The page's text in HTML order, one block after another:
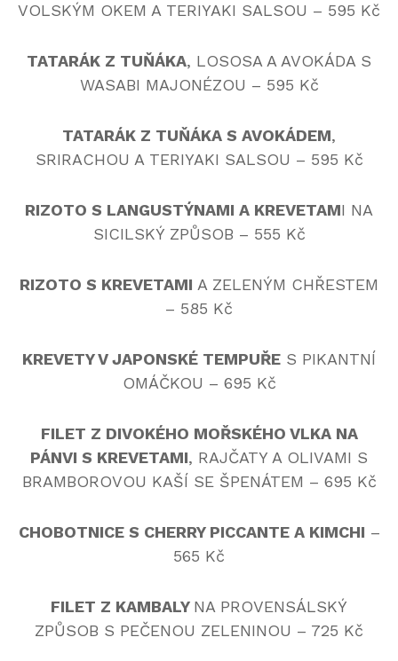
VOLSKÝM OKEM A TERIYAKI SALSOU – 595 Kč
TATARÁK Z TUŇÁKA, LOSOSA A AVOKÁDA S
WASABI MAJONÉZOU – 595 Kč
TATARÁK Z TUŇÁKA S AVOKÁDEM,
SRIRACHOU A TERIYAKI SALSOU – 595 Kč
RIZOTO S LANGUSTÝNAMI A KREVETAMI NA
SICILSKÝ ZPŮSOB – 555 Kč
RIZOTO S KREVETAMI A ZELENÝM CHŘESTEM
– 585 Kč
KREVETY V JAPONSKÉ TEMPUŘE S PIKANTNÍ
OMÁČKOU – 695 Kč
FILET Z DIVOKÉHO MOŘSKÉHO VLKA NA
PÁNVI S KREVETAMI, RAJČATY A OLIVAMI S
BRAMBOROVOU KAŠÍ SE ŠPENÁTEM – 695 Kč
CHOBOTNICE S CHERRY PICCANTE A KIMCHI –
565 Kč
FILET Z KAMBALY NA PROVENSÁLSKÝ
ZPŮSOB S PEČENOU ZELENINOU – 725 Kč